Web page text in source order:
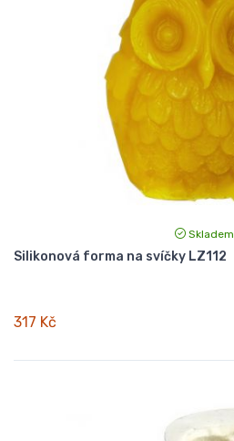
Skladem
Silikonová forma na svíčky LZ112
317 Kč